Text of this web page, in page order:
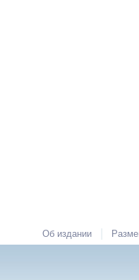
Об издании |